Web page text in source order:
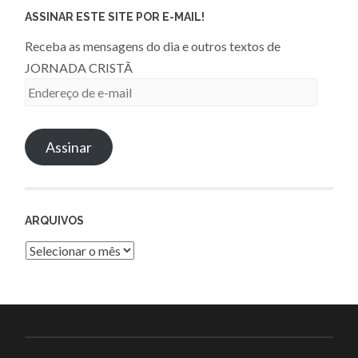
ASSINAR ESTE SITE POR E-MAIL!
Receba as mensagens do dia e outros textos de
JORNADA CRISTÃ
Endereço
e-
mailAssinar
ARQUIVOS
Arquivos